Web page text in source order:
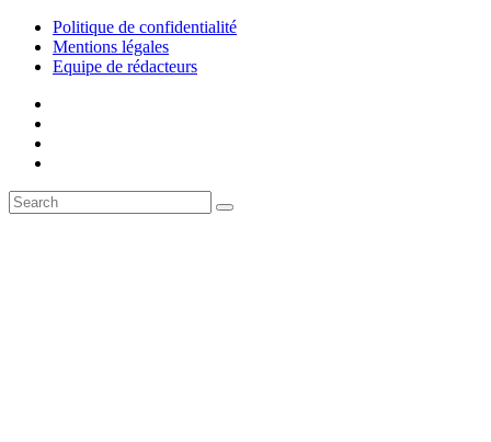
Politique de confidentialité
Mentions légales
Equipe de rédacteurs